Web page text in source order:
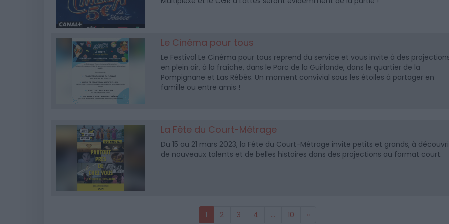
Le Cinéma pour tous
Le Festival Le Cinéma pour tous reprend du service et vous invite à des
en plein air, à la fraîche, dans le Parc de la Guirlande, dans le quartier de la
Pompignane et Las Rébès. Un moment convivial sous les étoiles à partager en
famille ou entre amis !
La Fête du Court-Métrage
Du 15 au 21 mars 2023, la Fête du Court-Métrage invite petits et grands, à
de nouveaux talents et de belles histoires dans des projections au format court.
1 2 3 4 ... 10 »